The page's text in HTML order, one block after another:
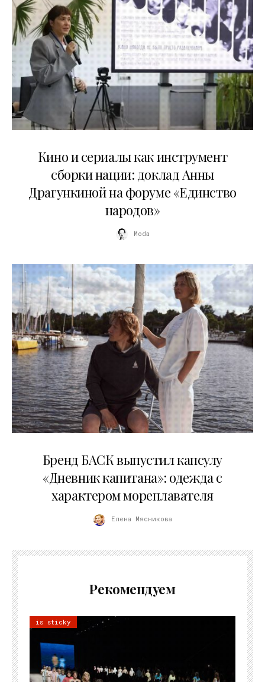
Кино и сериалы как инструмент
сборки нации: доклад Анны
Драгункиной на форуме «Единство
народов»
Moda
Бренд БАСК выпустил капсулу
«Дневник капитана»: одежда с
характером мореплавателя
Елена Мясникова
Рекомендуем
is sticky